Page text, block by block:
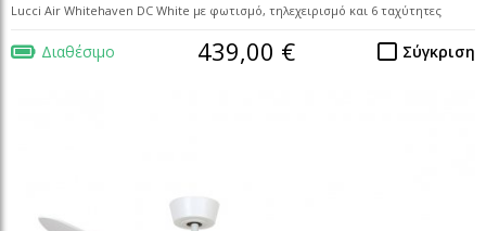
Lucci Air Whitehaven DC White με φωτισμό, τηλεχειρισμό και 6 ταχύτητες
Διαθέσιμο Σύγκριση
439,00 €